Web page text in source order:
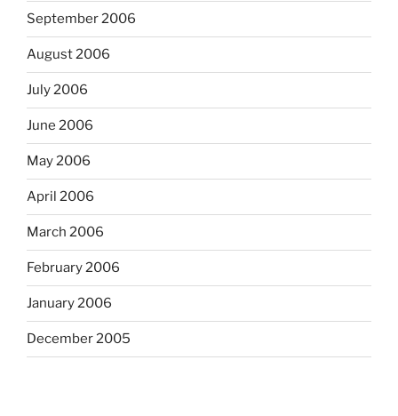
September 2006
August 2006
July 2006
June 2006
May 2006
April 2006
March 2006
February 2006
January 2006
December 2005